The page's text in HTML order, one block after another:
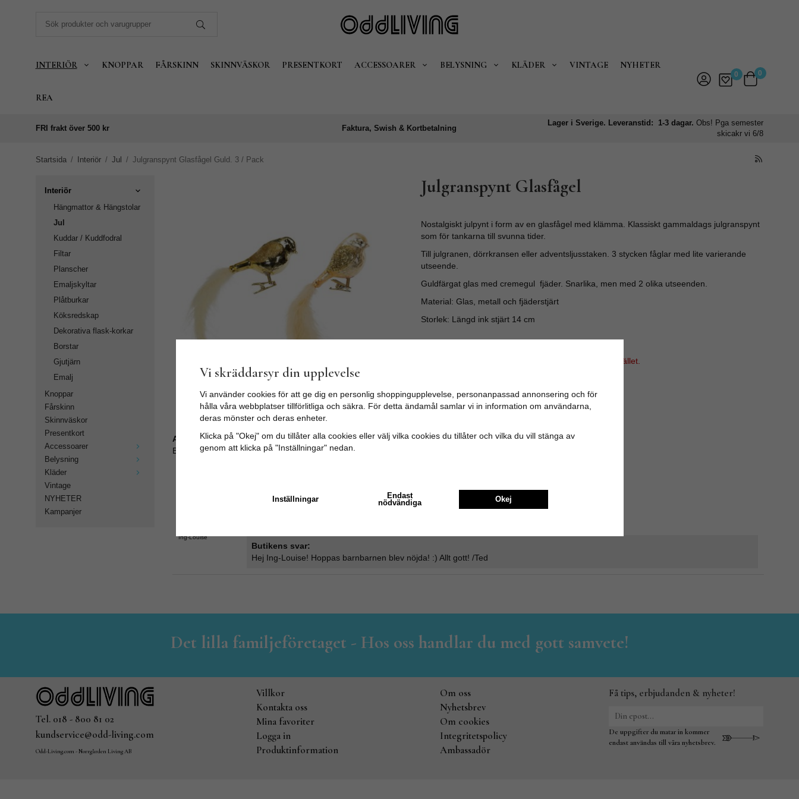
INTERIÖR KNOPPAR FÅRSKINN SKINNVÄSKOR PRESENTKORT ACCESSOARER BELYSNING KLÄDER VINTAGE NYHETER
REA
0 0
FRI frakt över 500 kr Faktura, Swish & Kortbetalning
Lager i Sverige. Leveranstid: 1-3 dagar.Obs! Pga semester
skicakr vi 6/8
Startsida / Interiör / Jul / Julgranspynt Glasfågel Guld. 3 / Pack
Interiör
Hängmattor & Hängstolar
Jul
Kuddar / Kuddfodral
Filtar
Planscher
Emaljskyltar
Plåtburkar
Köksredskap
Dekorativa flask-korkar
Borstar
Gjutjärn
Emalj
Knoppar
Fårskinn
Skinnväskor
Presentkort
Accessoarer
Belysning
Kläder
Vintage
NYHETER
Kampanjer
Julgranspynt Glasfågel
Nostalgiskt julpynt i form av en glasfågel med klämma. Klassiskt gammaldags julgranspynt
som för tankarna till svunna tider.
Till julgranen, dörrkransen eller adventsljusstaken. 3 stycken fåglar med lite varierande
utseende.
Guldfärgat glas med cremegul fjäder. Snarlika, men med 2 olika utseenden.
Material: Glas, metall och fjäderstjärt
Storlek: Längd ink stjärt 14 cm
Tyvärr ingår inte denna produkt i vårt sortiment för tillfället.
Sitemap »
Artikelnummer:
BK20FågelG
Ing-Louise
Butikens svar:
Hej Ing-Louise! Hoppas barnbarnen blev nöjda! :) Allt gott! /Ted
Det lilla familjeföretaget - Hos oss handlar du med gott samvete!
Tel. 018 - 800 81 02
kundservice@odd-living.com
Odd-Living.com - Norrgården Living AB
Villkor
Kontakta oss
Mina favoriter
Logga in
Produktinformation
Om oss
Nyhetsbrev
Om cookies
Integritetspolicy
Ambassadör
Få tips, erbjudanden & nyheter!
De uppgifter du matar in kommer
endast användas till våra nyhetsbrev.
Vi skräddarsyr din upplevelse
Vi använder cookies för att ge dig en personlig shoppingupplevelse, personanpassad annonsering och för
hålla våra webbplatser tillförlitliga och säkra. För detta ändamål samlar vi in information om användarna,
deras mönster och deras enheter.
Klicka på "Okej" om du tillåter alla cookies eller välj vilka cookies du tillåter och vilka du vill stänga av
genom att klicka på "Inställningar" nedan.
Inställningar
Endast
nödvändiga
Okej